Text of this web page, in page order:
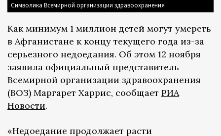
Символика Всемирной организации здравоохранения
Как минимум 1 миллион детей могут умереть
в Афганистане к концу текущего года из-за
серьезного недоедания. Об этом 12 ноября
заявила официальный представитель
Всемирной организации здравоохранения
(ВОЗ) Маргарет Харрис, сообщает РИА
Новости.
«Недоедание продолжает расти